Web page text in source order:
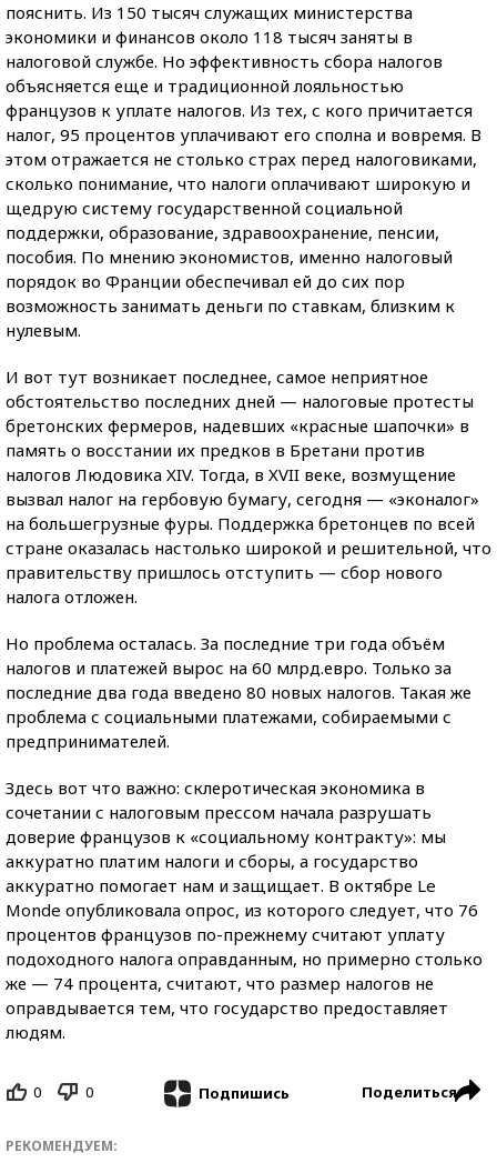
пояснить. Из 150 тысяч служащих министерства
экономики и финансов около 118 тысяч заняты в
налоговой службе. Но эффективность сбора налогов
объясняется еще и традиционной лояльностью
французов к уплате налогов. Из тех, с кого причитается
налог, 95 процентов уплачивают его сполна и вовремя. В
этом отражается не столько страх перед налоговиками,
сколько понимание, что налоги оплачивают широкую и
щедрую систему государственной социальной
поддержки, образование, здравоохранение, пенсии,
пособия. По мнению экономистов, именно налоговый
порядок во Франции обеспечивал ей до сих пор
возможность занимать деньги по ставкам, близким к
нулевым.
И вот тут возникает последнее, самое неприятное
обстоятельство последних дней — налоговые протесты
бретонских фермеров, надевших «красные шапочки» в
память о восстании их предков в Бретани против
налогов Людовика XIV. Тогда, в XVII веке, возмущение
вызвал налог на гербовую бумагу, сегодня — «эконалог»
на большегрузные фуры. Поддержка бретонцев по всей
стране оказалась настолько широкой и решительной, что
правительству пришлось отступить — сбор нового
налога отложен.
Но проблема осталась. За последние три года объём
налогов и платежей вырос на 60 млрд.евро. Только за
последние два года введено 80 новых налогов. Такая же
проблема с социальными платежами, собираемыми с
предпринимателей.
Здесь вот что важно: склеротическая экономика в
сочетании с налоговым прессом начала разрушать
доверие французов к «социальному контракту»: мы
аккуратно платим налоги и сборы, а государство
аккуратно помогает нам и защищает. В октябре Le
Monde опубликовала опрос, из которого следует, что 76
процентов французов по-прежнему считают уплату
подоходного налога оправданным, но примерно столько
же — 74 процента, считают, что размер налогов не
оправдывается тем, что государство предоставляет
людям.
0 0 Подпишись Поделиться
РЕКОМЕНДУЕМ: